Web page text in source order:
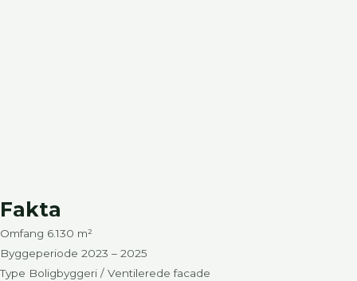
Fakta
Omfang 6.130 m²
Byggeperiode 2023 – 2025
Type Boligbyggeri / Ventilerede facade